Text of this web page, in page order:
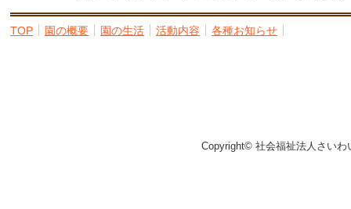
TOP 園の概要 園の生活 活動内容 各種お知らせ
Copyright© 社会福祉法人さい